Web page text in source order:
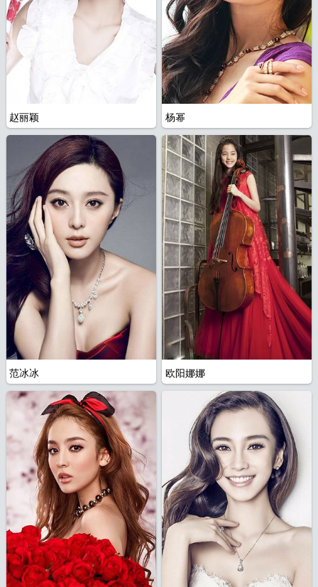
片
赵丽颖
范冰冰
杨幂
欧阳娜娜